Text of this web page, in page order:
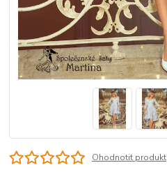
Ohodnotit produkt